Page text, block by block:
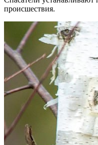
происшествия.